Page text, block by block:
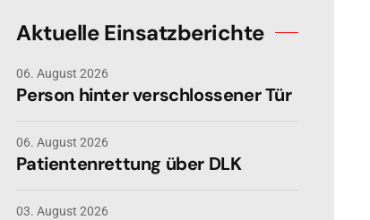
Aktuelle Einsatzberichte
06. August 2026
Person hinter verschlossener Tür
06. August 2026
Patientenrettung über DLK
03. August 2026